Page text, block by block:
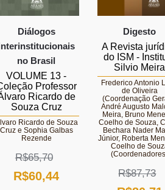
Diálogos
no Brasil
VOLUME 13 -
Professor
Ricardo de
Souza Cruz
Ricardo de Souza
Cruz e Sophia Galbas
Rezende
R$65,70
O
R$60,44O
Digesto
A Revista
do ISM -
Silvio Meira
Frederico Antonio
de Oliveira
(Coordenação
André Augusto
Meira, Bruno
Coelho de Souza,
Bechara Nader
Júnior, Roberta
Coelho de
R$87,73